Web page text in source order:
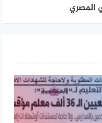
المصري